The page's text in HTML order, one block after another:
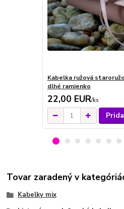
Kabelka ružová
dlhé ramienko
22,00 EUR/ks
Tovar zaradený v
Kabelky mix